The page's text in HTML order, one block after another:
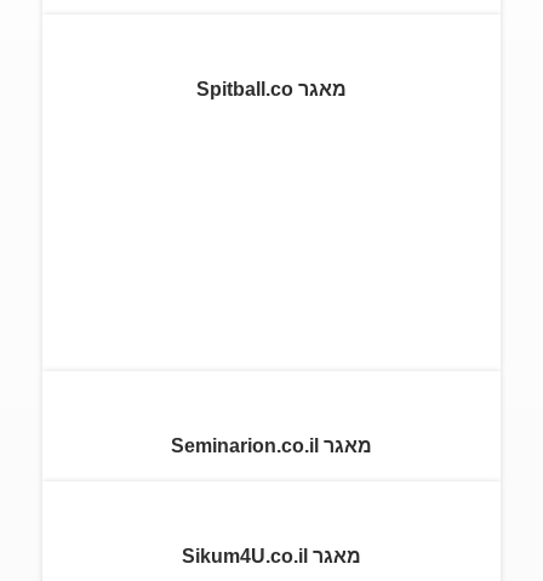
מאגר Spitball.co
מאגר Seminarion.co.il
מאגר Sikum4U.co.il